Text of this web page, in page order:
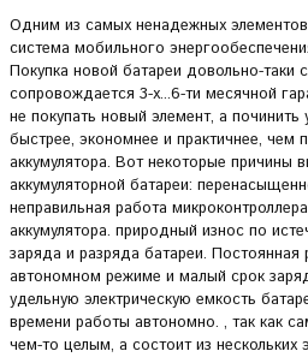
Одним из самых ненадежных элементов
система мобильного
Покупка новой батареи довольно-таки
сопровождается 3-х...6-ти месячной
не покупать новый элемент, а
быстрее, экономнее и практичнее, чем
аккумулятора. Вот некоторые причины
аккумуляторной батареи:
неправильная работа
аккумулятора. природный износ по
заряда и разряда батареи. Постоянная
автономном режиме и малый срок
удельную электрическую емкость
времени работы автономно. , так как
чем-то целым, а состоит из нескольких